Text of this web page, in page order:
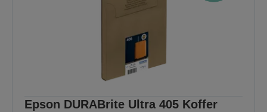
Epson DURABrite Ultra 405 Koffer